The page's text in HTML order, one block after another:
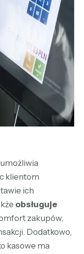
klientom
ich
obsługuje
zakupów,
Dodatkowo,
kasowe ma